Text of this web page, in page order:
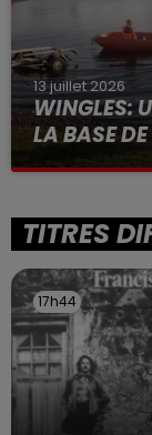
13 juillet 2026
WINGLES:
LA BASE
La victime a
TITRES
17h44
17h44